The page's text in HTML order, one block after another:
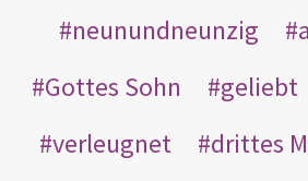
neunundneunzig
Gottes Sohn
geliebt
verleugnet
drittes